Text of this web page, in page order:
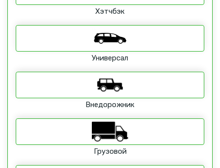
Хэтчбэк
Универсал
Внедорожник
Грузовой